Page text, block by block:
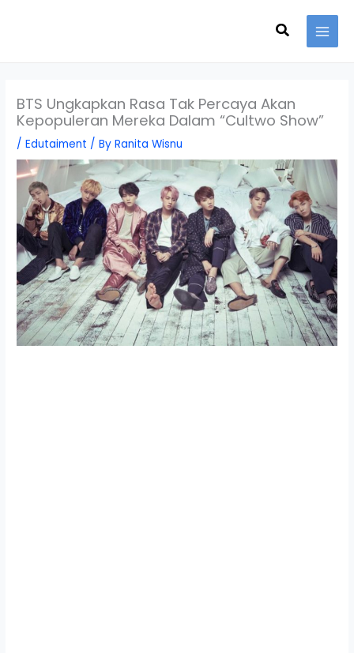
Search
BTS Ungkapkan Rasa Tak Percaya Akan
Kepopuleran Mereka Dalam “Cultwo Show”
/Edutaiment / ByRanita Wisnu